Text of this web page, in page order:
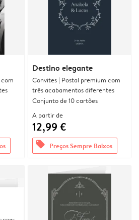
Destino elegante
Convites | Postal premium com
três acabamentos diferentes
Conjunto de 10 cartões
A partir de
12,99 €
offers Preços Sempre Baixos